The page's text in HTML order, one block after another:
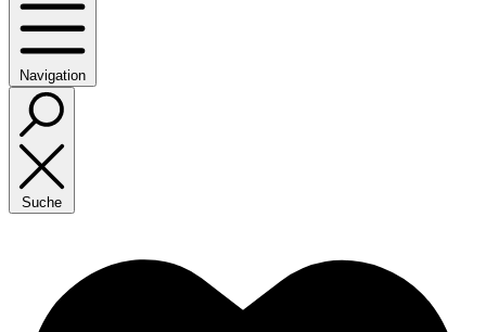
Navigation
Suche